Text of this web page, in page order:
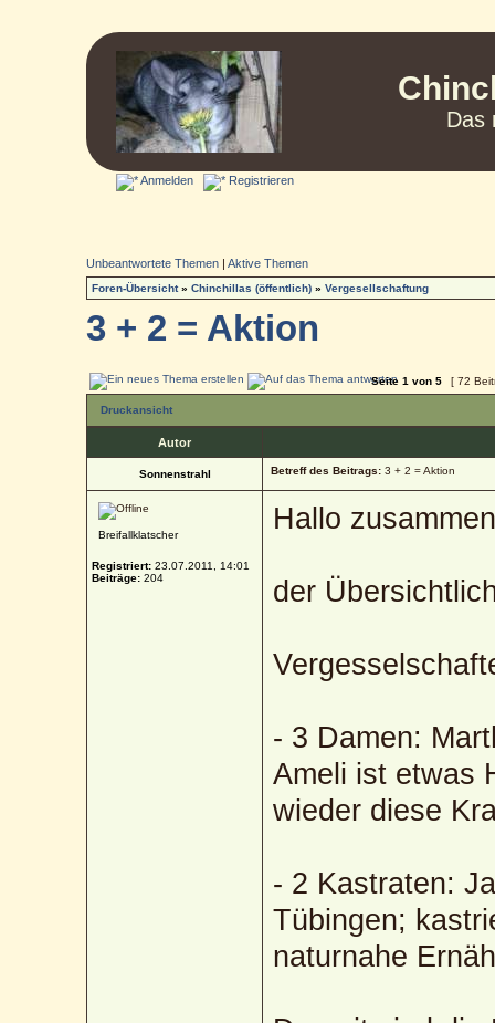
Das
Anmelden Registrieren
Unbeantwortete Themen |Aktive Themen
Foren-Übersicht»Chinchillas (öffentlich) »Vergesellschaftung
3 + 2 = Aktion
Seite1 von5 [ 72
Druckansicht
Autor
Sonnenstrahl Betreff des Beitrags: 3 + 2 = Aktion
Breifallklatscher
Registriert: 23.07.2011, 14:01
Beiträge: 204
Hallo
der
- 3 Damen:
Ameli ist etwas
wieder diese
- 2 Kastraten:
Tübingen;
naturnahe